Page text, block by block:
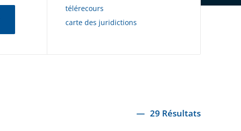
télérecours
carte des juridictions
29 Résultats